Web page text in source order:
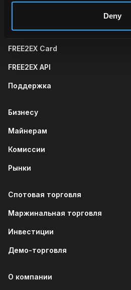
Deny
Telegram AppWeb App
FREE2EX Card
FREE2EX API
Поддержка
Бизнесу
Майнерам
Комиссии
Рынки
Спотовая торговля
Маржинальная торговля
Инвестиции
Демо-торговля
О компании